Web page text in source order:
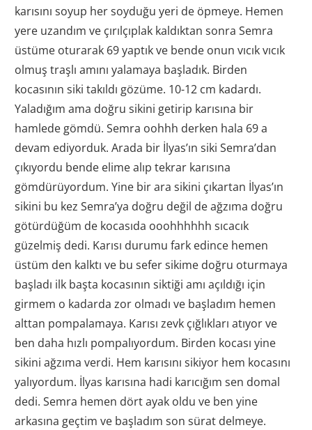
karısını soyup her soyduğu yeri de öpmeye. Hemen
yere uzandım ve çırılçıplak kaldıktan sonra Semra
üstüme oturarak 69 yaptık ve bende onun vıcık vıcık
olmuş traşlı amını yalamaya başladık. Birden
kocasının siki takıldı gözüme. 10-12 cm kadardı.
Yaladığım ama doğru sikini getirip karısına bir
hamlede gömdü. Semra oohhh derken hala 69 a
devam ediyorduk. Arada bir İlyas’ın siki Semra’dan
çıkıyordu bende elime alıp tekrar karısına
gömdürüyordum. Yine bir ara sikini çıkartan İlyas’ın
sikini bu kez Semra’ya doğru değil de ağzıma doğru
götürdüğüm de kocasıda ooohhhhhh sıcacık
güzelmiş dedi. Karısı durumu fark edince hemen
üstüm den kalktı ve bu sefer sikime doğru oturmaya
başladı ilk başta kocasının siktiği amı açıldığı için
girmem o kadarda zor olmadı ve başladım hemen
alttan pompalamaya. Karısı zevk çığlıkları atıyor ve
ben daha hızlı pompalıyordum. Birden kocası yine
sikini ağzıma verdi. Hem karısını sikiyor hem kocasını
yalıyordum. İlyas karısına hadi karıcığım sen domal
dedi. Semra hemen dört ayak oldu ve ben yine
arkasına geçtim ve başladım son sürat delmeye.